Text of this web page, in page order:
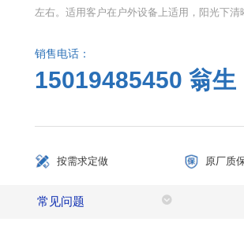
左右。适用客户在户外设备上适用，阳光下清
销售电话：
15019485450 翁生
按需求定做 原厂质
常见问题